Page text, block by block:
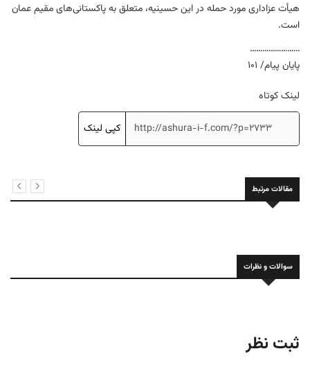
هیأت عزاداری مورد حمله در این حسینیه، متعلق به پاکستانی‌های مقیم عمان
است.
……………………
پایان پیام/ ۱۰۱
لینک کوتاه
کپی لینک
مقالات مرتبط
سوالات و نظرات
ثبت نظر